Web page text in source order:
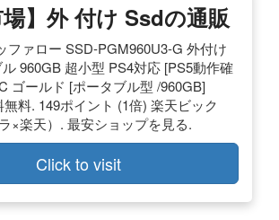
場】外 付け Ssdの通販
ファロー SSD-PGM960U3-G 外付け
960GB 超小型 PS4対応 [PS5動作確
ゴールド [ポータブル型 /960GB]
無料. 149ポイント (1倍) 楽天ビック
×楽天）. 最安ショップを見る.
Click to visit